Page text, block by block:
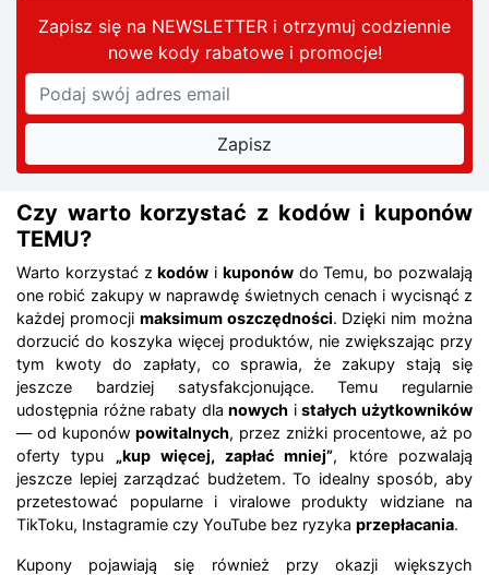
Zapisz się na NEWSLETTER i otrzymuj codziennie
nowe kody rabatowei promocje!
Czy warto korzystać z kodów i kuponów
TEMU?
Warto korzystać zkodów i kuponówdo Temu, bo pozwalają
one robić zakupy w naprawdę świetnych cenach i wycisnąć z
każdej promocji maksimum oszczędności. Dzięki nim można
dorzucić do koszyka więcej produktów, nie zwiększając przy
tym kwoty do zapłaty, co sprawia, że zakupy stają się
jeszcze bardziej satysfakcjonujące. Temu regularnie
udostępnia różne rabaty dlanowych istałych użytkowników
— od kuponówpowitalnych, przez zniżki procentowe, aż po
oferty typu „kup więcej, zapłać mniej”, które pozwalają
jeszcze lepiej zarządzać budżetem. To idealny sposób, aby
przetestować popularne i viralowe produkty widziane na
TikToku, Instagramie czy YouTube bez ryzyka przepłacania.
Kupony pojawiają się również przy okazji większych